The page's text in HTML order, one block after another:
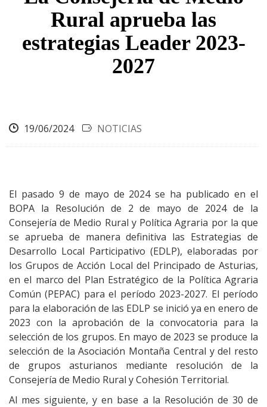
ayuda
a
la
navegación
Rural aprueba las
estrategias Leader 2023-
2027
19/06/2024 NOTICIAS
El pasado 9 de mayo de 2024 se ha publicado en el
BOPA la Resolución de 2 de mayo de 2024 de la
Consejería de Medio Rural y Política Agraria por la que
se aprueba de manera definitiva las Estrategias de
Desarrollo Local Participativo (EDLP), elaboradas por
los Grupos de Acción Local del Principado de Asturias,
en el marco del Plan Estratégico de la Política Agraria
Común (PEPAC) para el período 2023-2027. El período
para la elaboración de las EDLP se inició ya en enero de
2023 con la aprobación de la convocatoria para la
selección de los grupos. En mayo de 2023 se produce la
selección de la Asociación Montaña Central y del resto
de grupos asturianos mediante resolución de la
Consejería de Medio Rural y Cohesión Territorial.
Al mes siguiente, y en base a la Resolución de 30 de